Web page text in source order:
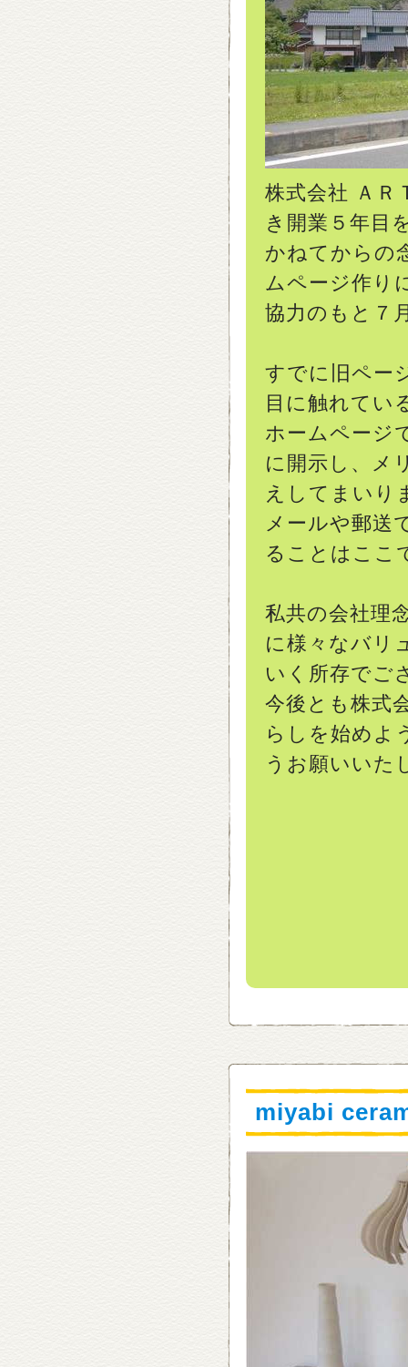
株式会社 Ａ
き開業５年目
かねてからの
ムページ作り
協力のもと７
すでに旧ペー
目に触れてい
ホームページ
に開示し、メ
えしてまいり
メールや郵送
ることはここ
私共の会社理
に様々なバリ
いく所存でご
今後とも株式
らしを始めよ
うお願いい
miyabi